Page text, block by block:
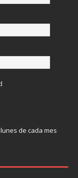
de cada mes